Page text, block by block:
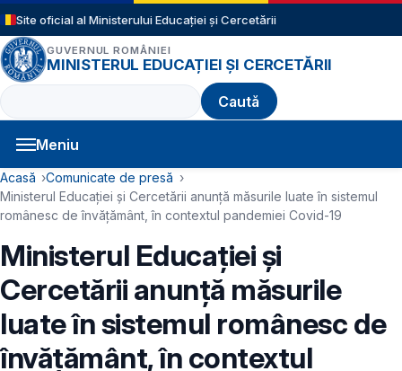
Sari la conținutul principal
Site oficial al Ministerului Educației și Cercetării
GUVERNUL ROMÂNIEI
MINISTERUL EDUCAȚIEI ȘI CERCETĂRII
Caută
Meniu
Navigație principală
Cale de navigare
Acasă
Comunicate de presă
Ministerul Educației și Cercetării anunță măsurile luate în sistemul
românesc de învățământ, în contextul pandemiei Covid-19
Ministerul Educației și
Cercetării anunță măsurile
luate în sistemul românesc de
învățământ, în contextul